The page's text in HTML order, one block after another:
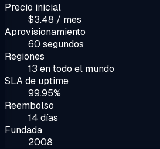
Precio inicial
$3.48 / mes
Aprovisionamiento
60 segundos
Regiones
13 en todo el mundo
SLA de uptime
99.95%
Reembolso
14 días
Fundada
2008